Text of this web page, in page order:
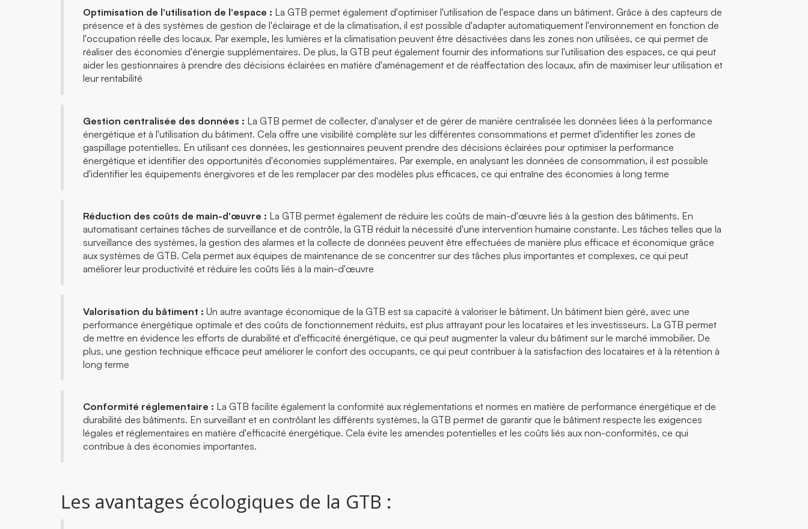
Optimisation de l'utilisation de l'espace : La GTB permet également d'optimiser l'utilisation de l'espace dans un bâtiment. Grâce à des capteurs de
présence et à des systèmes de gestion de l'éclairage et de la climatisation, il est possible d'adapter automatiquement l'environnement en fonction de
l'occupation réelle des locaux. Par exemple, les lumières et la climatisation peuvent être désactivées dans les zones non utilisées, ce qui permet de
réaliser des économies d'énergie supplémentaires. De plus, la GTB peut également fournir des informations sur l'utilisation des espaces, ce qui peut
aider les gestionnaires à prendre des décisions éclairées en matière d'aménagement et de réaffectation des locaux, afin de maximiser leur utilisation et
leur rentabilité
Gestion centralisée des données : La GTB permet de collecter, d'analyser et de gérer de manière centralisée les données liées à la performance
énergétique et à l'utilisation du bâtiment. Cela offre une visibilité complète sur les différentes consommations et permet d'identifier les zones de
gaspillage potentielles. En utilisant ces données, les gestionnaires peuvent prendre des décisions éclairées pour optimiser la performance
énergétique et identifier des opportunités d'économies supplémentaires. Par exemple, en analysant les données de consommation, il est possible
d'identifier les équipements énergivores et de les remplacer par des modèles plus efficaces, ce qui entraîne des économies à long terme
Réduction des coûts de main-d'œuvre : La GTB permet également de réduire les coûts de main-d'œuvre liés à la gestion des bâtiments. En
automatisant certaines tâches de surveillance et de contrôle, la GTB réduit la nécessité d'une intervention humaine constante. Les tâches telles que la
surveillance des systèmes, la gestion des alarmes et la collecte de données peuvent être effectuées de manière plus efficace et économique grâce
aux systèmes de GTB. Cela permet aux équipes de maintenance de se concentrer sur des tâches plus importantes et complexes, ce qui peut
améliorer leur productivité et réduire les coûts liés à la main-d'œuvre
Valorisation du bâtiment :Un autre avantage économique de la GTB est sa capacité à valoriser le bâtiment. Un bâtiment bien géré, avec une
performance énergétique optimale et des coûts de fonctionnement réduits, est plus attrayant pour les locataires et les investisseurs. La GTB permet
de mettre en évidence les efforts de durabilité et d'efficacité énergétique, ce qui peut augmenter la valeur du bâtiment sur le marché immobilier. De
plus, une gestion technique efficace peut améliorer le confort des occupants, ce qui peut contribuer à la satisfaction des locataires et à la rétention à
long terme
Conformité réglementaire : La GTB facilite également la conformité aux réglementations et normes en matière de performance énergétique et de
durabilité des bâtiments. En surveillant et en contrôlant les différents systèmes, la GTB permet de garantir que le bâtiment respecte les exigences
légales et réglementaires en matière d'efficacité énergétique. Cela évite les amendes potentielles et les coûts liés aux non-conformités, ce qui
contribue à des économies importantes.
Les avantages écologiques de la GTB :